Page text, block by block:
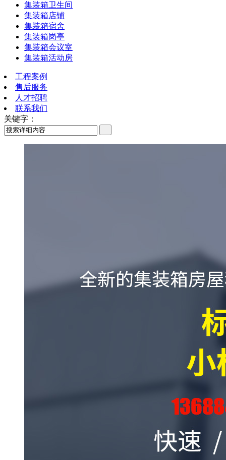
集装箱卫生间
集装箱店铺
集装箱宿舍
集装箱岗亭
集装箱会议室
集装箱活动房
工程案例
售后服务
人才招聘
联系我们
关键字：